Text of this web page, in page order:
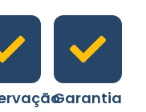
Garantia